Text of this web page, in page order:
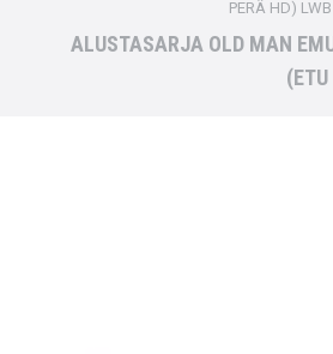
PERÄ HD) LWB
ALUSTASARJA OLD MAN